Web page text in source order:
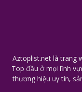
Aztoplist.net là trang
Top đầu ở mọi lĩnh
thương hiệu uy tín,